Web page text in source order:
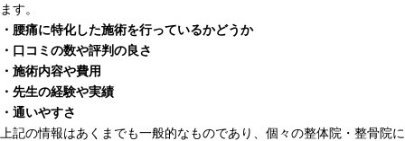
ます。
・腰痛に特化した施術を行っているかどうか
・口コミの数や評判の良さ
・施術内容や費用
・先生の経験や実績
・通いやすさ
上記の情報はあくまでも一般的なものであり、個々の整体院・整骨院に